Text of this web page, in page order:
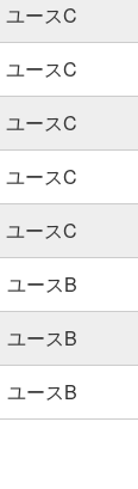
ユースC
ユースC
ユースC
ユースC
ユースC
ユースB
ユースB
ユースB